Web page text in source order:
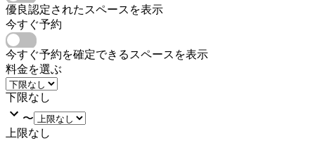
優良認定されたスペースを表示
今すぐ予約
今すぐ予約を確定できるスペースを表示
料金を選ぶ
下限なし
〜
上限なし